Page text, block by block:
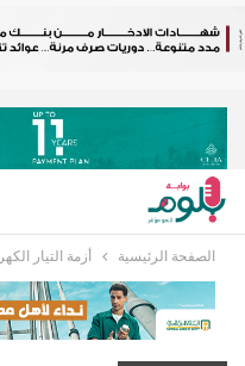
الصفحة الرئيسية أزمة التيار